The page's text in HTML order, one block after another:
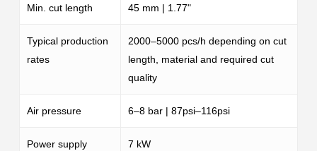
Min. cut length 45 mm | 1.77"
Typical production
rates
2000–5000 pcs/h depending on cut
length, material and required cut
quality
Air pressure 6–8 bar | 87psi–116psi
Power supply 7 kW